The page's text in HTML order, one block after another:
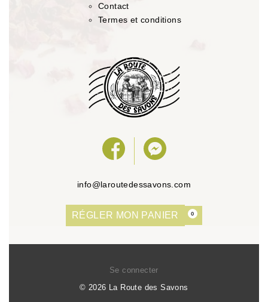
Contact
Termes et conditions
info@laroutedessavons.com
RÉGLER MON PANIER 0
© 2026 La Route des Savons
Se connecter